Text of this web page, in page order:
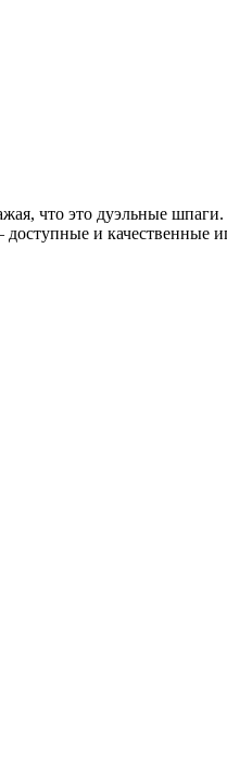
что это дуэльные шпаги.
доступные и качественные